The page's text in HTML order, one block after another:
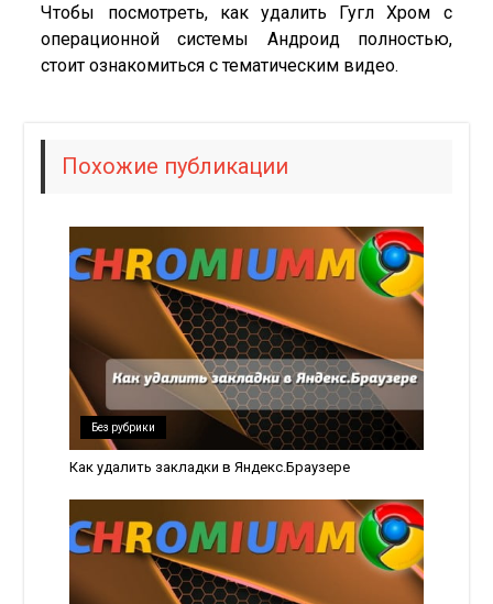
Чтобы посмотреть, как удалить Гугл Хром с
операционной системы Андроид полностью,
стоит ознакомиться с тематическим видео.
Похожие публикации
Без рубрики
Как удалить закладки в Яндекс.Браузере